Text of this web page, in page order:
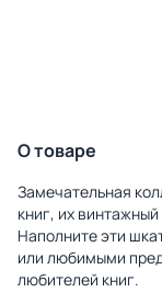
О товаре
Замечательная
книг, их
Наполните эти
или любимыми
любителей книг.